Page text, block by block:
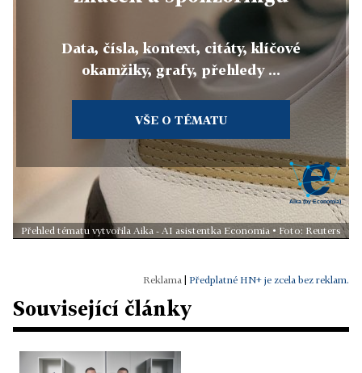
Data, čísla, kontext, citáty, klíčové
okamžiky, grafy, přehledy ...
VŠE O TÉMATU
Přehled tématu vytvořila Aika - AI asistentka Economia • Foto: Reuters
Předplatné HN+ je zcela bez reklam.
Související články